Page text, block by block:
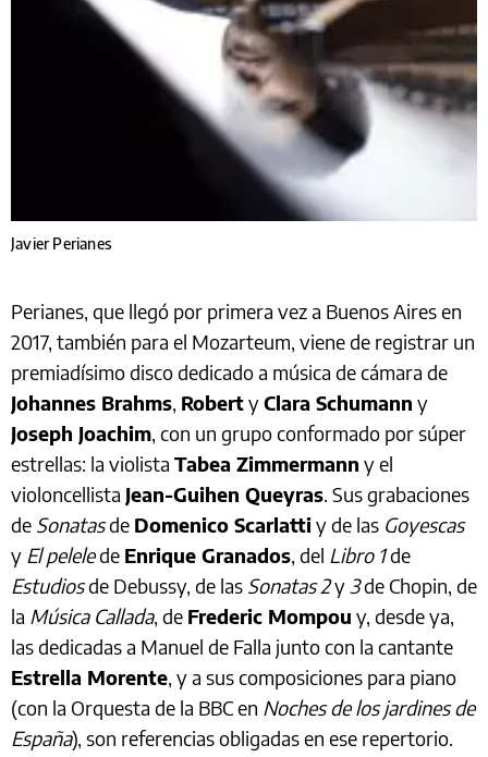
Javier Perianes
Perianes, que llegó por primera vez a Buenos Aires en
2017, también para el Mozarteum, viene de registrar un
premiadísimo disco dedicado a música de cámara de
Johannes Brahms, RobertyClara Schumann y
Joseph Joachim, con un grupo conformado por súper
estrellas: la violista Tabea Zimmermann y el
violoncellista Jean-Guihen Queyras. Sus grabaciones
de Sonatasde Domenico Scarlattiy de las Goyescas
y El pelelede Enrique Granados, del Libro 1de
Estudiosde Debussy, de las Sonatas 2y3de Chopin, de
la Música Callada, de Frederic Mompou y, desde ya,
las dedicadas a Manuel de Falla junto con la cantante
Estrella Morente, y a sus composiciones para piano
(con la Orquesta de la BBC en Noches de los jardines de
España), son referencias obligadas en ese repertorio.